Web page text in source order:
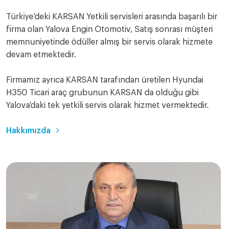
Türkiye’deki KARSAN Yetkili servisleri arasında başarılı bir
firma olan Yalova Engin Otomotiv, Satış sonrası müşteri
memnuniyetinde ödüller almış bir servis olarak hizmete
devam etmektedir.
Firmamız ayrıca KARSAN tarafından üretilen Hyundai
H350 Ticari araç grubunun KARSAN da olduğu gibi
Yalova’daki tek yetkili servis olarak hizmet vermektedir.
Hakkımızda